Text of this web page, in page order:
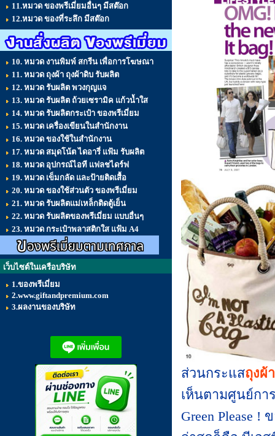
11.หมวด ของพรีเมี่ยมอื่นๆ มีสต๊อก
12.หมวด ของที่ระลึก มีสต๊อก
10. หมวด งานพิมพ์ สกรีน เพื่อการโฆษณา
11. หมวด ถุงผ้า ถุงผ้าดิบ รับผลิต
12. หมวด รับผลิต พวงกุญแจ
13. หมวด รับผลิต ถ้วยเซรามิค แก้วน้ำใส
14. หมวด รับผลิตกระเป๋า ของพรีเมี่ยม
15. หมวด เครื่องเขียนในสำนักงาน
16. หมวด ของใช้ในสำนักงาน
17. หมวด สมุดโน้ต ไดอารี่ แฟ้ม รับผลิต
18. หมวด อุปกรณ์ไอที แฟลชไดร์ฟ
19. หมวด เข็มกลัด และป้ายติดเสื้อ
20. หมวด ของใช้ส่วนตัว ของพรีเมี่ยม
21. หมวด รับผลิตแม่เหล็กติดตู้เย็น
22. หมวด รับผลิตของพรีเมี่ยม แบบอื่นๆ
23. หมวด กระเป๋าพลาสติกใส แฟ้ม A4
เว็บไซต์ในเครือบริษัท
1.ของพรีเมี่ยม
2.www.giftandpremium.com
3.ผลงานของบริษัท
ส่วนกระแสถุงผ้า
เห็นตามศูนย์ก
Green Please